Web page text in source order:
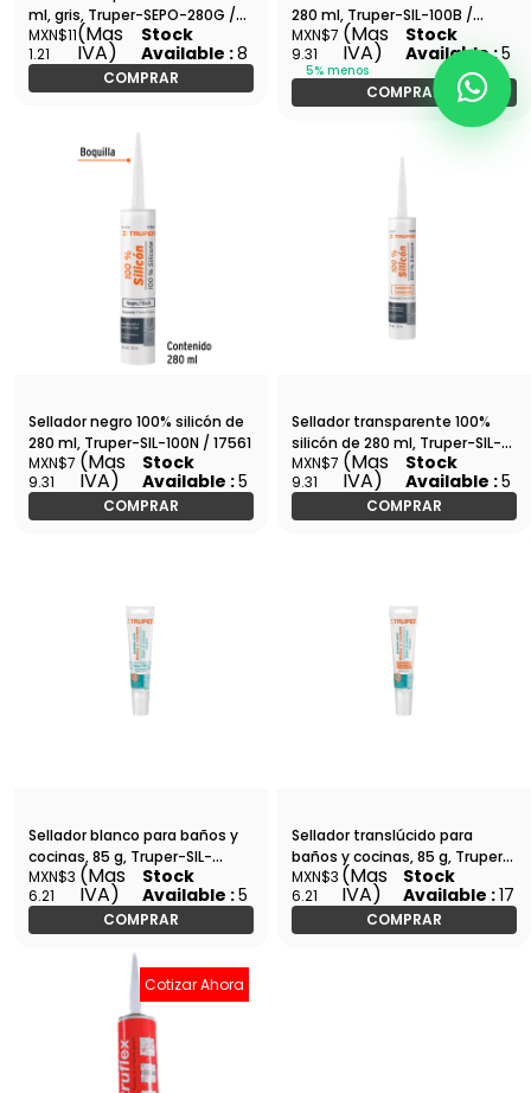
ml, gris, Truper-SEPO-280G /
12905
MXN$11
1.21
(Mas
IVA)
Stock
Available :8
COMPRAR
280 ml, Truper-SIL-100B /
17560
MXN$7
9.31
(Mas
IVA)
Stock
Available :5
5% menos
COMPRAR
Sellador negro 100% silicón de
280 ml, Truper-SIL-100N / 17561
MXN$7
9.31
(Mas
IVA)
Stock
Available :5
COMPRAR
Sellador transparente 100%
silicón de 280 ml, Truper-SIL-
100T / 17559
MXN$7
9.31
(Mas
IVA)
Stock
Available :5
COMPRAR
Sellador blanco para baños y
cocinas, 85 g, Truper-SIL-
85BCB / 18568
MXN$3
6.21
(Mas
IVA)
Stock
Available :5
COMPRAR
Sellador translúcido para
baños y cocinas, 85 g, Truper-
SIL-85BCT / 18567
MXN$3
6.21
(Mas
IVA)
Stock
Available :17
COMPRAR
Cotizar Ahora